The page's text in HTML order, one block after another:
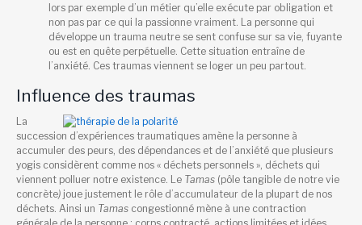
lors par exemple d’un métier qu’elle exécute par obligation et
non pas par ce qui la passionne vraiment. La personne qui
développe un trauma neutre se sent confuse sur sa vie, fuyante
ou est en quête perpétuelle. Cette situation entraîne de
l’anxiété. Ces traumas viennent se loger un peu partout.
Influence des traumas
La
succession d’expériences traumatiques amène la personne à
accumuler des peurs, des dépendances et de l’anxiété que plusieurs
yogis considèrent comme nos « déchets personnels », déchets qui
viennent polluer notre existence. Le Tamas (pôle tangible de notre vie
concrète) joue justement le rôle d’accumulateur de la plupart de nos
déchets. Ainsi un Tamas congestionné mène à une contraction